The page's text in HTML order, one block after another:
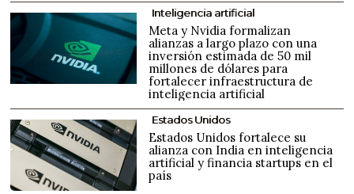
Inteligencia artificial
Meta y Nvidia formalizan
alianzas a largo plazo con una
inversión estimada de 50 mil
millones de dólares para
fortalecer infraestructura de
inteligencia artificial
Estados Unidos
Estados Unidos fortalece su
alianza con India en inteligencia
artificial y financia startups en el
país